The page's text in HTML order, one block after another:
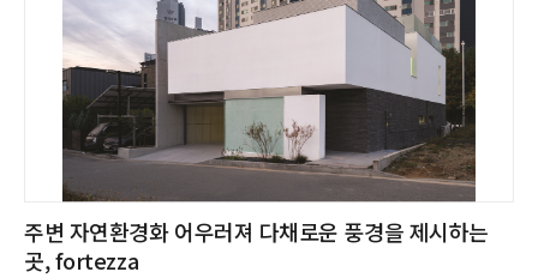
주변 자연환경화 어우러져 다채로운 풍경을 제시하는
곳, fortezza